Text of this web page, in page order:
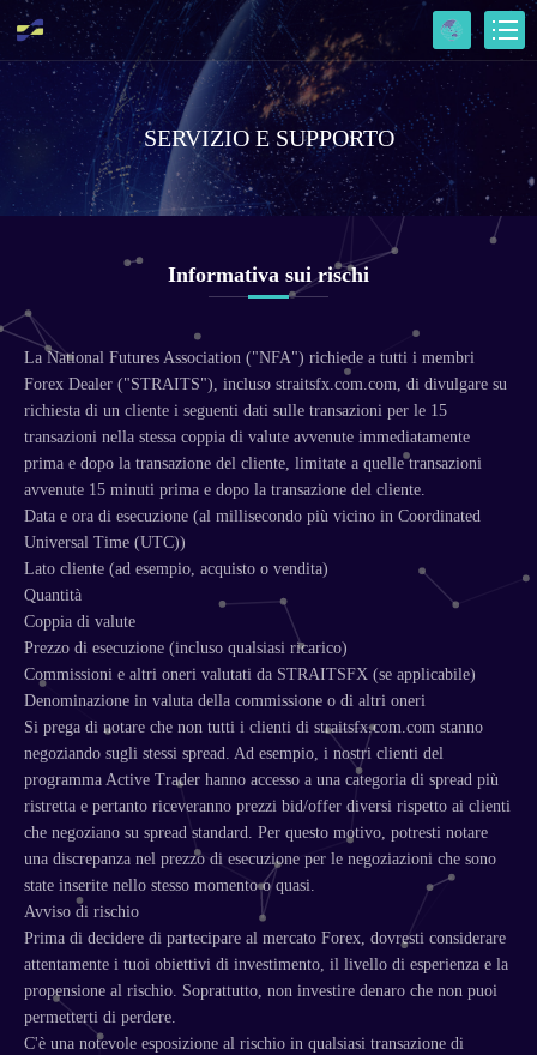
SERVIZIO E SUPPORTO
Informativa sui rischi
La National Futures Association ("NFA") richiede a tutti i membri
Forex Dealer ("STRAITS"), incluso straitsfx.com.com, di divulgare su
richiesta di un cliente i seguenti dati sulle transazioni per le 15
transazioni nella stessa coppia di valute avvenute immediatamente
prima e dopo la transazione del cliente, limitate a quelle transazioni
avvenute 15 minuti prima e dopo la transazione del cliente.
Data e ora di esecuzione (al millisecondo più vicino in Coordinated
Universal Time (UTC))
Lato cliente (ad esempio, acquisto o vendita)
Quantità
Coppia di valute
Prezzo di esecuzione (incluso qualsiasi ricarico)
Commissioni e altri oneri valutati da STRAITSFX (se applicabile)
Denominazione in valuta della commissione o di altri oneri
Si prega di notare che non tutti i clienti di straitsfx.com.com stanno
negoziando sugli stessi spread. Ad esempio, i nostri clienti del
programma Active Trader hanno accesso a una categoria di spread più
ristretta e pertanto riceveranno prezzi bid/offer diversi rispetto ai clienti
che negoziano su spread standard. Per questo motivo, potresti notare
una discrepanza nel prezzo di esecuzione per le negoziazioni che sono
state inserite nello stesso momento o quasi.
Avviso di rischio
Prima di decidere di partecipare al mercato Forex, dovresti considerare
attentamente i tuoi obiettivi di investimento, il livello di esperienza e la
propensione al rischio. Soprattutto, non investire denaro che non puoi
permetterti di perdere.
C'è una notevole esposizione al rischio in qualsiasi transazione di